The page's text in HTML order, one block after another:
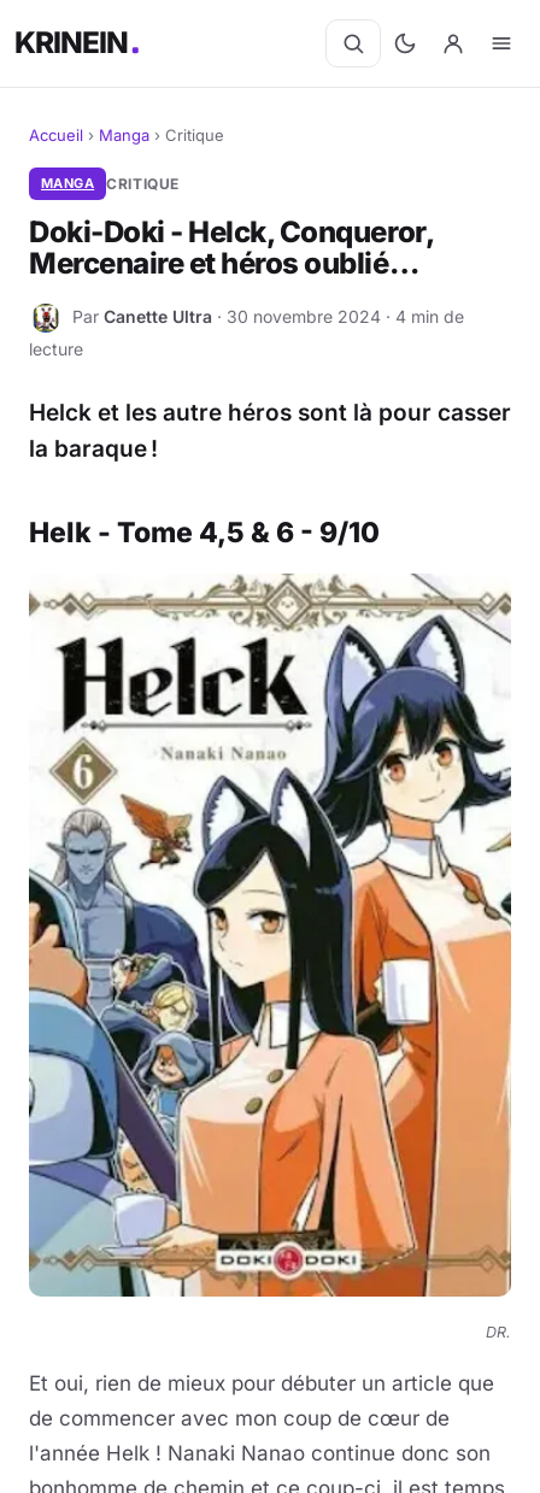
KRINEIN
Cinéma
Séries
BD
Livres
Jeux de société
Musique
Sortir
Sciences & Tech
Forum
Accueil › Manga › Critique
MANGA CRITIQUE
Doki-Doki - Helck, Conqueror,
Mercenaire et héros oublié…
C Par Canette Ultra · 30 novembre 2024 · 4 min de
lecture
Helck et les autre héros sont là pour casser
la baraque !
Helk - Tome 4,5 & 6 - 9/10
DR.
Et oui, rien de mieux pour débuter un article que
de commencer avec mon coup de cœur de
l'année Helk ! Nanaki Nanao continue donc son
bonhomme de chemin et ce coup-ci, il est temps